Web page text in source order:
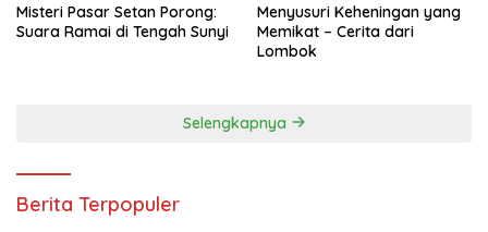
Misteri Pasar Setan Porong:
Suara Ramai di Tengah Sunyi
Menyusuri Keheningan yang
Memikat – Cerita dari
Lombok
Selengkapnya
Berita Terpopuler